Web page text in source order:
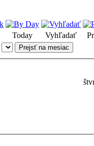
Today Vyhľadať
Prejsť na mesiac